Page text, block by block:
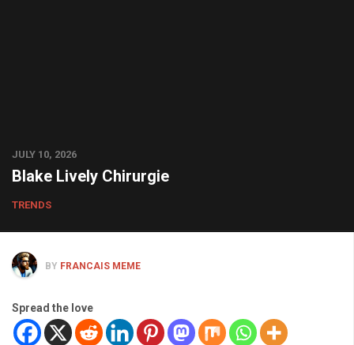
JULY 10, 2026
Blake Lively Chirurgie
TRENDS
BY FRANCAIS MEME
Spread the love